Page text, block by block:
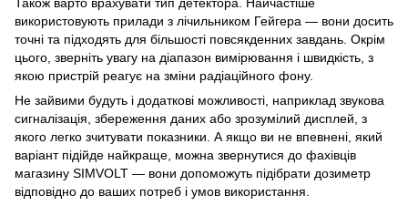
використовують прилади з лічильником Гейгера — вони досить
точні та підходять для більшості повсякденних завдань. Окрім
цього, зверніть увагу на діапазон вимірювання і швидкість, з
якою пристрій реагує на зміни радіаційного фону.
Не зайвими будуть і додаткові можливості, наприклад звукова
сигналізація, збереження даних або зрозумілий дисплей, з
якого легко зчитувати показники. А якщо ви не впевнені, який
варіант підійде найкраще, можна звернутися до фахівців
магазину SIMVOLT — вони допоможуть підібрати дозиметр
відповідно до ваших потреб і умов використання.